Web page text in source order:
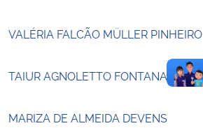
Banco Central do Brasil
Planalto
VALÉRIA FALCÃO MÜLLER PINHEIRO
TAIUR AGNOLETTO FONTANA
MARIZA DE ALMEIDA DEVENS